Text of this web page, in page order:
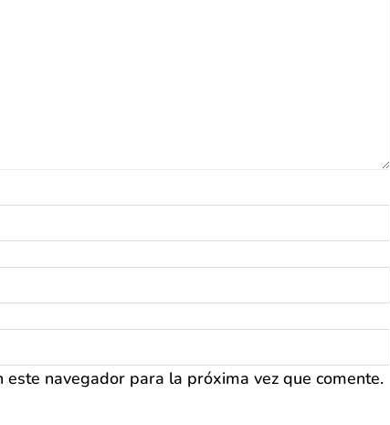
navegador para la próxima vez que comente.